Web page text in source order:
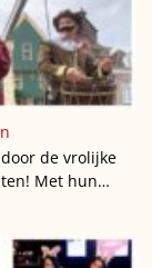
de vrolijke
Met hun…